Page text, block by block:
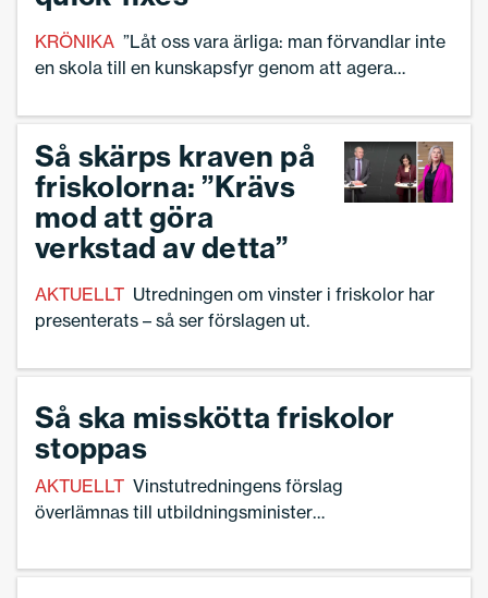
KRÖNIKA ”Låt oss vara ärliga: man förvandlar inte
en skola till en kunskapsfyr genom att agera
Lilla svenska skolan i Koh Lanta.
Så skärps kraven på
friskolorna: ”Krävs
mod att göra
verkstad av detta”
AKTUELLT Utredningen om vinster i friskolor har
presenterats – så ser förslagen ut.
Så ska misskötta friskolor
stoppas
AKTUELLT Vinstutredningens förslag
överlämnas till utbildningsminister